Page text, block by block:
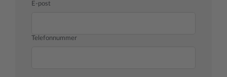
E-post
Telefonnummer